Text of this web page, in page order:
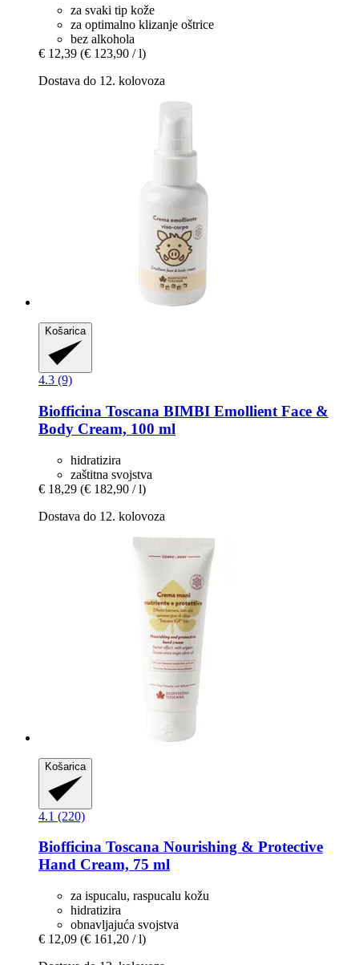
za svaki tip kože
za optimalno klizanje oštrice
bez alkohola
€ 12,39 (€ 123,90 / l)
Dostava do 12. kolovoza
Košarica
4.3 (9)
Biofficina Toscana BIMBI Emollient Face &
Body Cream, 100 ml
hidratizira
zaštitna svojstva
€ 18,29 (€ 182,90 / l)
Dostava do 12. kolovoza
Košarica
4.1 (220)
Biofficina Toscana Nourishing & Protective
Hand Cream, 75 ml
za ispucalu, raspucalu kožu
hidratizira
obnavljajuća svojstva
€ 12,09 (€ 161,20 / l)